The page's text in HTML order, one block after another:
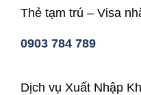
Thẻ tạm trú – Visa
0903 784 789
Dịch vụ Xuất Nhập